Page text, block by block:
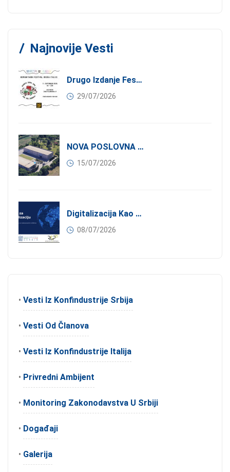
Najnovije Vesti
Drugo Izdanje Festivala JEDI.VOLI.DONIRAJ: Spoj Gastronomije I Solidarnosti
29/07/2026
NOVA POSLOVNA PRILIKA ZA ČLANOVE KONFINDUSTRIJE SRBIJA: Izdavanje Moderne Industrijske Hale U Pančevu – 1.200 M² U Industrijskoj Zoni
15/07/2026
Digitalizacija Kao Pokretač Internacionalizacije
08/07/2026
• Vesti Iz Konfindustrije Srbija
• Vesti Od Članova
• Vesti Iz Konfindustrije Italija
• Privredni Ambijent
• Monitoring Zakonodavstva U Srbiji
• Događaji
• Galerija